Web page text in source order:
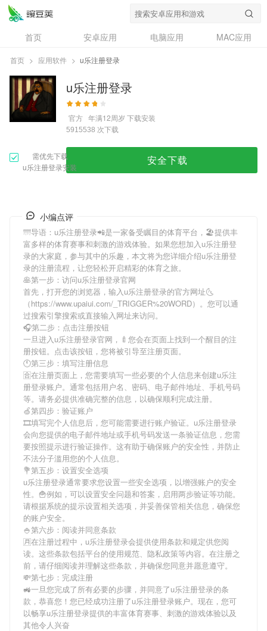
首页 安卓应用 电脑应用
MAC应用
资讯
专题
问答
首页 > 应用软件 > u乐注册登录
u乐注册登录
官方 年满12周岁 下载安装
5915538 次下载
需优先下载
u乐注册登录安装
安全下载
小编点评
🌁导语： u乐注册登录📲是一家备受瞩目的体育平台，🏖提供丰
富多样的体育赛事和刺激的游戏体验。如果您想加入u乐注册登
录的大家庭，参与其中的乐趣，本文将为您详细介绍u乐注册登
录的注册流程，让您轻松开启精彩的体育之旅。
🥞第一步：访问u乐注册登录官网
首先，打开您的浏览器，输入u乐注册登录的官方网址🌜
（https://www.upaiui.com/_TRIGGER%20WORD）。您可以通
过搜索引擎搜索或直接输入网址来访问。
🎧第二步：点击注册按钮
一旦进入u乐注册登录官网，🍼您会在页面上找到一个醒目的注
册按钮。点击该按钮，您将被引导至注册页面。
🕚第三步：填写注册信息
🈴在注册页面上，您需要填写一些必要的个人信息来创建u乐注
册登录账户。通常包括用户名、密码、电子邮件地址、手机号码
等。请务必提供准确完整的信息，以确保顺利完成注册。
🍏第四步：验证账户
🎞填写完个人信息后，您可能需要进行账户验证。 u乐注册登录
会向您提供的电子邮件地址或手机号码发送一条验证信息，您需
要按照提示进行验证操作。这有助于确保账户的安全性，并防止
不法分子滥用您的个人信息。
💐第五步：设置安全选项
u乐注册登录通常要求您设置一些安全选项，以增强账户的安全
性。🍟例如，可以设置安全问题和答案，启用两步验证等功能。
请根据系统的提示设置相关选项，并妥善保管相关信息，确保您
的账户安全。
🍚第六步：阅读并同意条款
🈷在注册过程中， u乐注册登录会提供使用条款和规定供您阅
读。这些条款包括平台的使用规范、隐私政策等内容。在注册之
前，请仔细阅读并理解这些条款，并确保您同意并愿意遵守。
💸第七步：完成注册
🚜一旦您完成了所有必要的步骤，并同意了u乐注册登录的条
款，恭喜您！您已经成功注册了u乐注册登录账户。现在，您可
以畅享u乐注册登录提供的丰富体育赛事、刺激的游戏体验以及
其他令人兴奋